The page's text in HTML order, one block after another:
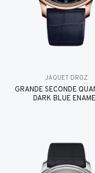
JAQUET DROZ
GRANDE SECONDE
DARK BLUE